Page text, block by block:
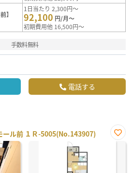
】
1日当たり 2,300円～
92,100 円/月～
初期費用他 16,500円～
手数料無料
電話する
ール前 １Ｒ-5005(No.143907)
お気